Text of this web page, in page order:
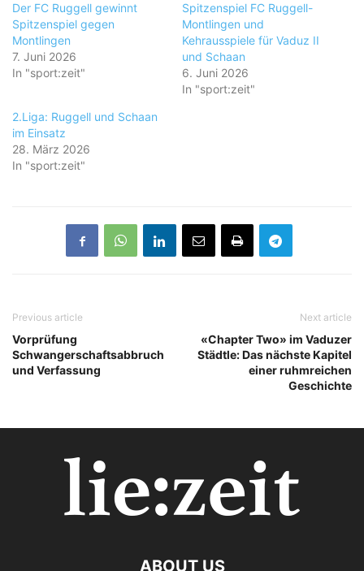
Der FC Ruggell gewinnt
Spitzenspiel gegen
Montlingen
7. Juni 2026
In "sport:zeit"
Spitzenspiel FC Ruggell-
Montlingen und
Kehrausspiele für Vaduz II
und Schaan
6. Juni 2026
In "sport:zeit"
2.Liga: Ruggell und Schaan
im Einsatz
28. März 2026
In "sport:zeit"
Previous article
Vorprüfung
Schwangerschaftsabbruch
und Verfassung
Next article
«Chapter Two» im Vaduzer
Städtle: Das nächste Kapitel
einer ruhmreichen
Geschichte
ABOUT US